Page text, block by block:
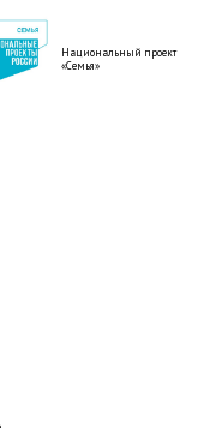
Национальный проект
«Семья»